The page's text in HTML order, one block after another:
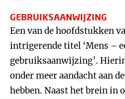
GEBRUIKSAANWIJZING
Een van de hoofdstukken
intrigerende titel ‘Mens –
gebruiksaanwijzing’.
onder meer aandacht aan
hebben. Naast het brein in